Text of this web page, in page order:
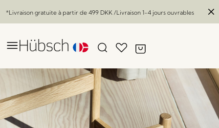
*Livraison gratuite à partir de 499 DKK /Livraison 1-4 jours ouvrables